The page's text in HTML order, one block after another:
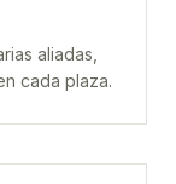
aliadas,
cada plaza.